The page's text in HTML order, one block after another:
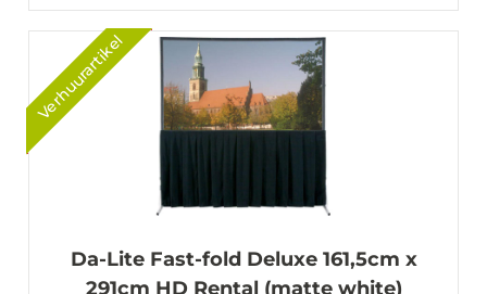
Da-Lite Fast-fold Deluxe 161,5cm x
291cm HD Rental (matte white)
Verhuurartikel